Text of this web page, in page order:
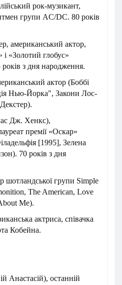
рок-музикант,
групи AC/DC. 80 років
американський актор,
і «Золотий глобус»
з дня народження.
актор (Боббі
Нью-Йорка", Закони Лос-
Дж. Хенкс),
премії «Оскар»
[1995], Зелена
70 років з дня
шотландської групи Simple
The American, Love
Me).
актриса, співачка
Кобейна.
Анастасій), останній